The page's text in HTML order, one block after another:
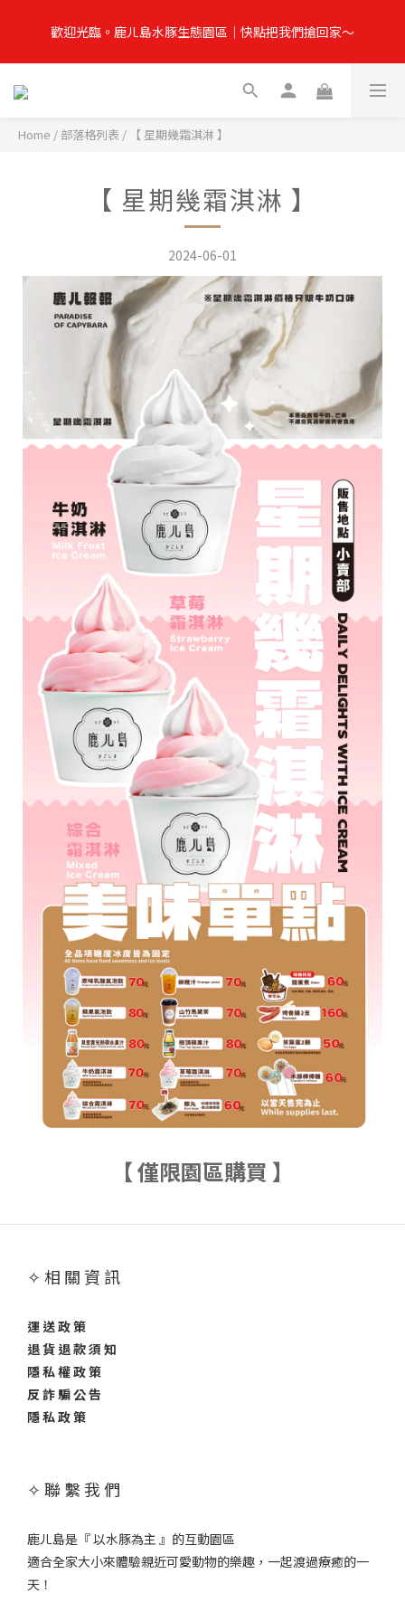
供開箱影片並於3日內提出 ✸
歡迎光臨。鹿ㄦ島水豚生態園區｜快點把我們搶回家～
✸ 為保障雙方你我權益，拆封包裹請全程錄影，如有任何問題請提
Home / 部落格列表 / 【 星期幾霜淇淋 】
【 星期幾霜淇淋 】
2024-06-01
【 僅限園區購買 】
✧ 相 關 資 訊
運 送 政 策
退 貨 退 款 須 知
隱 私 權 政 策
反 詐 騙 公 告
隱 私 政 策
✧ 聯 繫 我 們
鹿ㄦ島是『 以水豚為主 』的互動園區
適合全家大小來體驗親近可愛動物的樂趣，一起渡過療癒的一
天！